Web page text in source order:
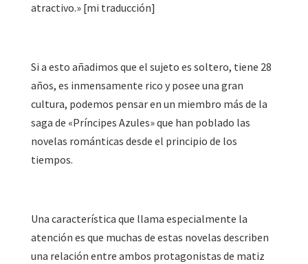
atractivo.» [mi traducción]
Si a esto añadimos que el sujeto es soltero, tiene 28
años, es inmensamente rico y posee una gran
cultura, podemos pensar en un miembro más de la
saga de «Príncipes Azules» que han poblado las
novelas románticas desde el principio de los
tiempos.
Una característica que llama especialmente la
atención es que muchas de estas novelas describen
una relación entre ambos protagonistas de matiz